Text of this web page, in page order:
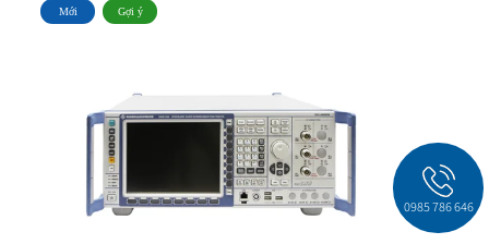
Mới Gợi ý
0985 786 646